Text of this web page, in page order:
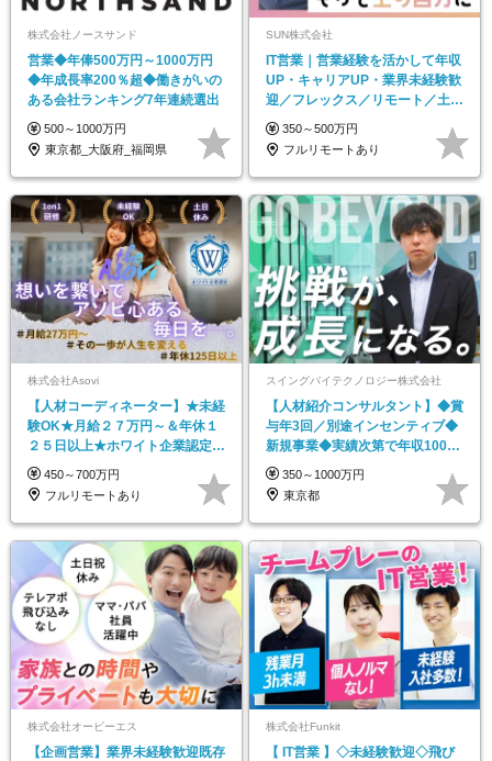
株式会社ノースサンド
営業◆年俸500万円～1000万円
◆年成長率200％超◆働きがいの
ある会社ランキング7年連続選出
500～1000万円
東京都_大阪府_福岡県
SUN株式会社
IT営業｜営業経験を活かして年収
UP・キャリアUP・業界未経験歓
迎／フレックス／リモート／土日
祝休み
350～500万円
フルリモートあり
株式会社Asovi
【人材コーディネーター】★未経
験OK★月給２７万円～＆年休１
２５日以上★ホワイト企業認定＆
リモートOK
450～700万円
フルリモートあり
スイングバイテクノロジー株式会社
【人材紹介コンサルタント】◆賞
与年3回／別途インセンティブ◆
新規事業◆実績次第で年収1000
万円可能
350～1000万円
東京都
株式会社オービーエス
【企画営業】業界未経験歓迎既存
株式会社Funkit
【 IT営業 】◇未経験歓迎◇飛び